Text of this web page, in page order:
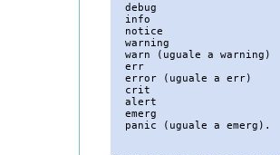
  debug
  info
  notice
  warning
  warn (uguale a warning)
  err
  error (uguale a err)
  crit
  alert
  emerg